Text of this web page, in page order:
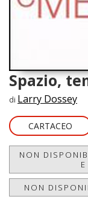
Spazio,
di Larry Dossey
CARTACEO
NON
NON